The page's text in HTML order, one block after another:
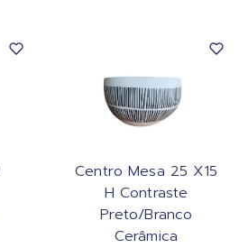
Centro Mesa 25 X15
H Contraste
Preto/Branco
Cerâmica